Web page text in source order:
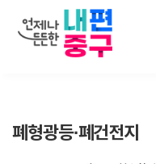
폐형광등·폐건전지